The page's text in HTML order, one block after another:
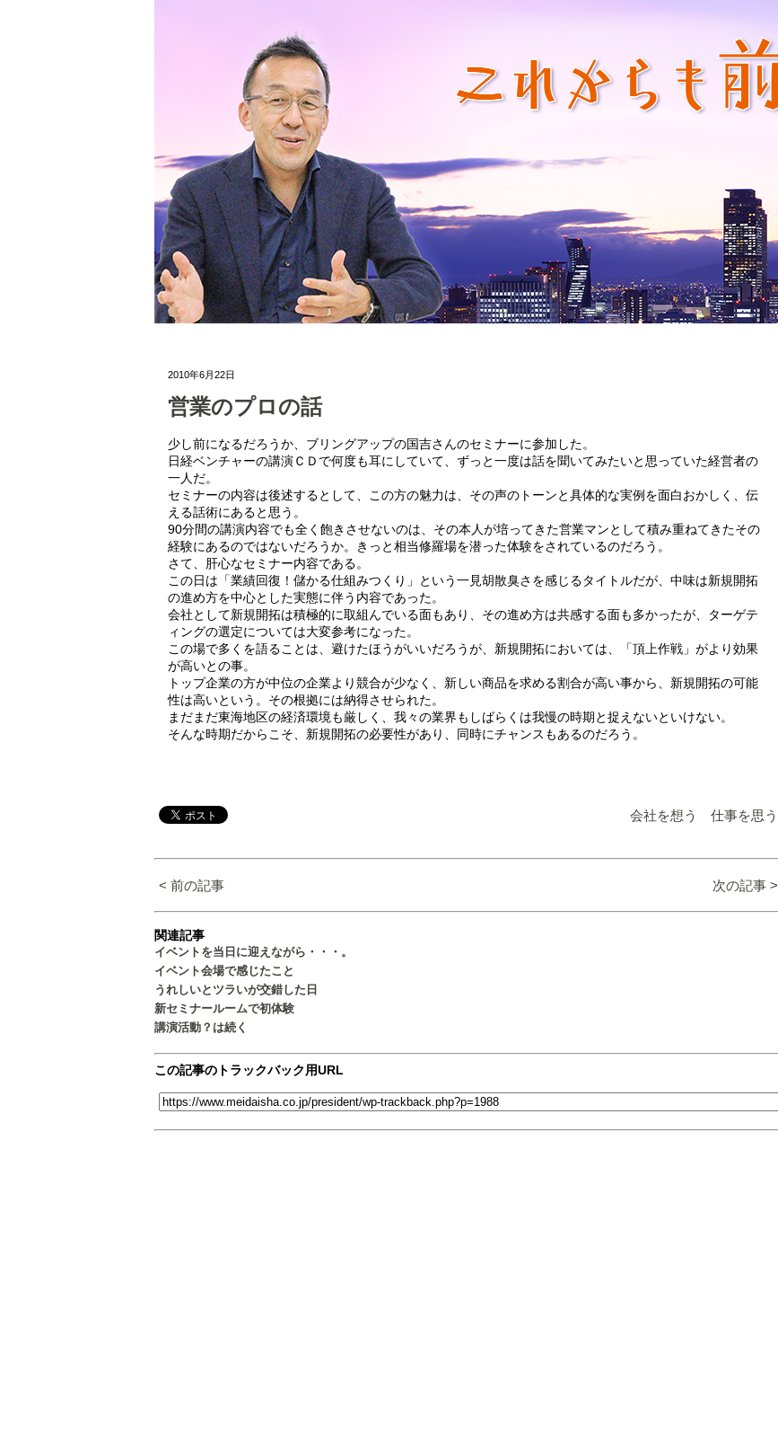
2010年6月22日
営業のプロの話
少し前になるだろうか、ブリングアップの国吉さんのセミナーに参加した。
日経ベンチャーの講演ＣＤで何度も耳にしていて、ずっと一度は話を聞いてみたいと思っていた経営者の
一人だ。
セミナーの内容は後述するとして、この方の魅力は、その声のトーンと具体的な実例を面白おかしく、伝
える話術にあると思う。
90分間の講演内容でも全く飽きさせないのは、その本人が培ってきた営業マンとして積み重ねてきたその
経験にあるのではないだろうか。きっと相当修羅場を潜った体験をされているのだろう。
さて、肝心なセミナー内容である。
この日は「業績回復！儲かる仕組みつくり」という一見胡散臭さを感じるタイトルだが、中味は新規開拓
の進め方を中心とした実態に伴う内容であった。
会社として新規開拓は積極的に取組んでいる面もあり、その進め方は共感する面も多かったが、ターゲテ
ィングの選定については大変参考になった。
この場で多くを語ることは、避けたほうがいいだろうが、新規開拓においては、「頂上作戦」がより効果
が高いとの事。
トップ企業の方が中位の企業より競合が少なく、新しい商品を求める割合が高い事から、新規開拓の可能
性は高いという。その根拠には納得させられた。
まだまだ東海地区の経済環境も厳しく、我々の業界もしばらくは我慢の時期と捉えないといけない。
そんな時期だからこそ、新規開拓の必要性があり、同時にチャンスもあるのだろう。
会社を想う 仕事を思う
< 前の記事 次の記事 >
関連記事
イベントを当日に迎えながら・・・。
イベント会場で感じたこと
うれしいとツラいが交錯した日
新セミナールームで初体験
講演活動？は続く
この記事のトラックバック用URL